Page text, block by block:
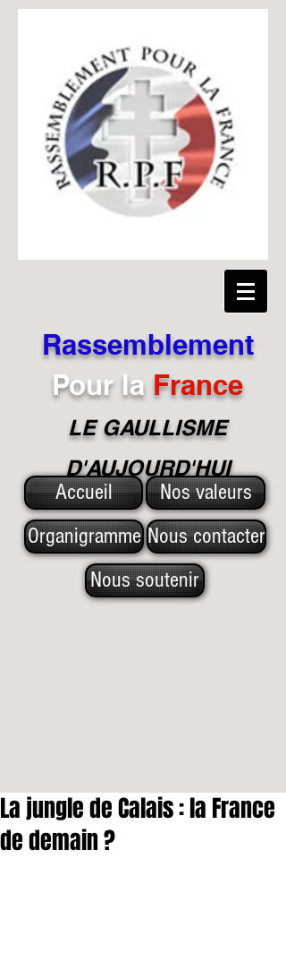
Rassemblement
Pour la France
LE GAULLISME
D'AUJOURD'HUI
Accueil
Nos valeurs
Organigramme Nous contacter
Nous soutenir
La jungle de Calais : la France
de demain ?